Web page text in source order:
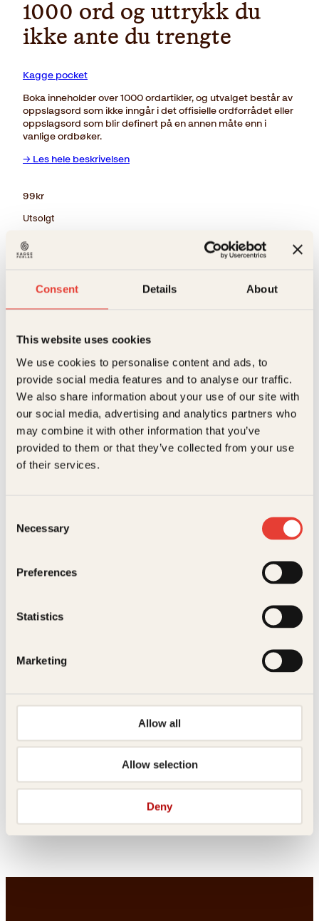
Consent Details About
This website uses cookies
We use cookies to personalise content and ads, to
provide social media features and to analyse our traffic.
We also share information about your use of our site with
our social media, advertising and analytics partners who
may combine it with other information that you’ve
provided to them or that they’ve collected from your use
of their services.
Selection
Necessary
Preferences
Statistics
Marketing
Allow all
Allow selection
Deny
1000 ord og uttrykk du
ikke ante du trengte
Kagge pocket
Boka inneholder over 1000 ordartikler, og utvalget består av
oppslagsord som ikke inngår i det offisielle ordforrådet eller
oppslagsord som blir definert på en annen måte enn i
vanlige ordbøker.
→ Les hele beskrivelsen
99kr
Utsolgt
Ikke på lager
Ikke tilgjengelig (årsak uspesifisert)
Beskrivelse
Beskrivelse
består av oppslagsord som ikke inngår i det offisielle
en annen måte enn i vanlige ordbøker.
Ekstra detaljer
Målgruppe Voksen
Språk nob
9788248902744
Utgivelsesår
Relaterte produkter
E
Vilhelm Pedersen
Innbundet
Trolldeig forever
Dimitrij K. Samoilow
Innbundet379krLes mer
VatsyayanaKari Joynt
Kamasutra